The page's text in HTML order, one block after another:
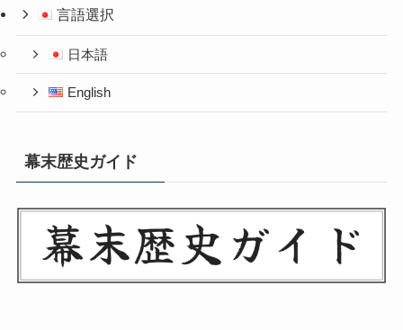
言語選択
日本語
English
幕末歴史ガイド